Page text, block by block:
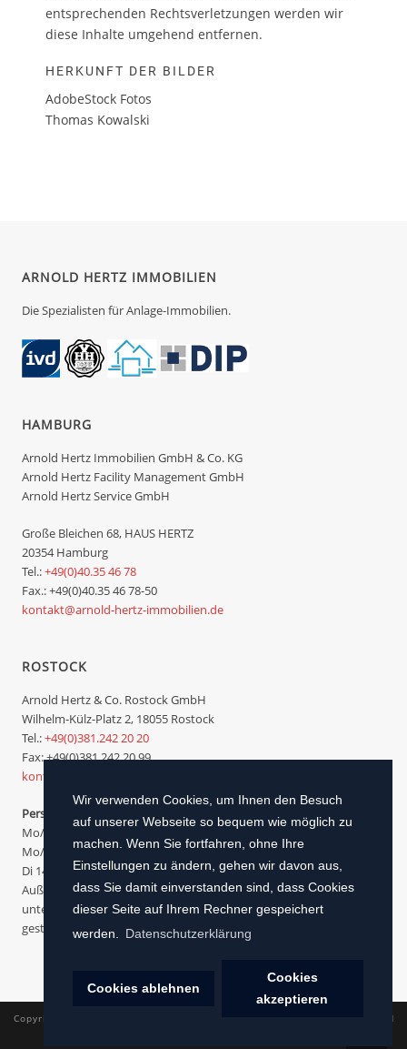
Wir verwenden Cookies, um Ihnen den Besuch
auf unserer Webseite so bequem wie möglich zu
machen. Wenn Sie fortfahren, ohne Ihre
Einstellungen zu ändern, gehen wir davon aus,
dass Sie damit einverstanden sind, dass Cookies
dieser Seite auf Ihrem Rechner gespeichert
werden.
Datenschutzerklärung
Cookies ablehnen
Cookies
akzeptieren
entsprechenden Rechtsverletzungen werden wir
diese Inhalte umgehend entfernen.
HERKUNFT DER BILDER
AdobeStock Fotos
Thomas Kowalski
ARNOLD HERTZ IMMOBILIEN
Die Spezialisten für Anlage-Immobilien.
HAMBURG
Arnold Hertz Immobilien GmbH & Co. KG
Arnold Hertz Facility Management GmbH
Arnold Hertz Service GmbH
Große Bleichen 68, HAUS HERTZ
20354 Hamburg
Tel.:+49(0)40.35 46 78
Fax.: +49(0)40.35 46 78-50
kontakt@arnold-hertz-immobilien.de
ROSTOCK
Arnold Hertz & Co. Rostock GmbH
Wilhelm-Külz-Platz 2, 18055 Rostock
Tel.:+49(0)381.242 20 20
Fax: +49(0)381.242 20 99
kontakt@arnoldhertz.com
Persönliche telefonische Erreichbarkeit
Mo/Di/Do/Fr 09.00 bis 12.00 Uhr
Mo/Do 14.00 bis 15.00 Uhr
Di 14.00 bis 17.00 Uhr
Außerhalb dieser Zeiten oder wenn wir im Kundenauftrag
unterwegs sind, erreichen Sie uns jederzeit über unseren KI-
gesteuerten Assistenten.
Copyright All Rights Reserved © | Arnold Hertz & Co. Rostock GmbH